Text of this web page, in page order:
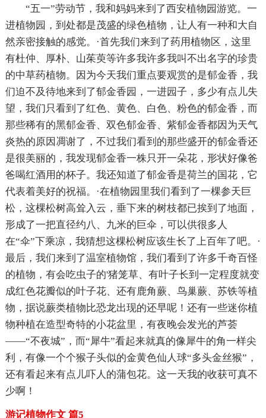
“五一”劳动节，我和妈妈来到了西安植物园游览。一
进植物园，到处都是茂盛的绿色植物，让人有一种和大自
然亲密接触的感觉。·首先我们来到了药用植物区，这里
有杜仲、厚朴、山茱萸等许多我许多我叫不出名字的珍贵
的中草药植物。因为今天我们重点要观赏的是郁金香，我
们迫不及待地来到了郁金香园，一进园子，多少有点儿失
望，我们只看到了红色、黄色、白色、粉色的郁金香，而
那些稀有的黑郁金香、双色郁金香、紫郁金香都因为天气
炎热的原因凋谢了，不过我们看到的那些盛开的郁金香还
是很美丽的，我发现郁金香一株只开一朵花，形状好像爸
爸喝红酒用的杯子。我还知道了郁金香是荷兰的国花，它
代表着美好的祝福。·在植物园里我们看到了一棵参天巨
松，这棵松树高耸入云，垂下来的树枝都已挨到了地面，
形成了一把直径约八、九米的巨伞，可以供很多人
在“伞”下乘凉，我猜想这棵松树应该生长了上百年了吧。·
最后，我们来到了温室植物馆，我们看到了许多千奇百怪
的植物，有会吃虫子的'猪笼草、有叶子长到一定程度就变
成红色花瓣似的叶子花、还有鹿角蕨、鸟巢蕨、苏铁等植
物，据说蕨类植物比恐龙出现的还早呢！还有一些迷你植
物种植在造型奇特的小花盆里，有夜晚会发光的芦荟
——“不夜城”，而“犀牛”看起来就真的像犀牛的角一样尖
利，有像一个个猴子头似的金黄色仙人球“多头金丝猴”，
还有看起来有点儿吓人的蒲包花。这一天我的收获可真不
少啊！
游记植物作文 篇5